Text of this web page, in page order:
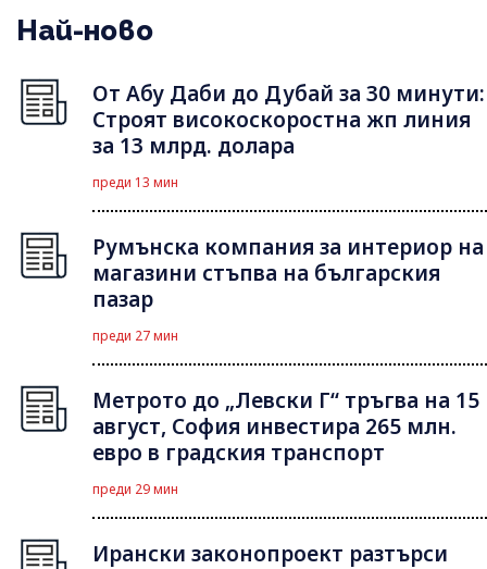
Най-ново
От Абу Даби до Дубай за 30 минути:
Строят високоскоростна жп линия
за 13 млрд. долара
преди 13 мин
Румънска компания за интериор на
магазини стъпва на българския
пазар
преди 27 мин
Метрото до „Левски Г“ тръгва на 15
август, София инвестира 265 млн.
евро в градския транспорт
преди 29 мин
Ирански законопроект разтърси